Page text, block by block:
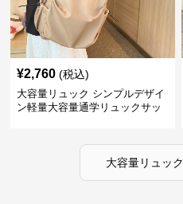
¥2,760 (税込)
大容量リュック シンプルデザイ
ン軽量大容量通学リュックサッ
大容量リュック